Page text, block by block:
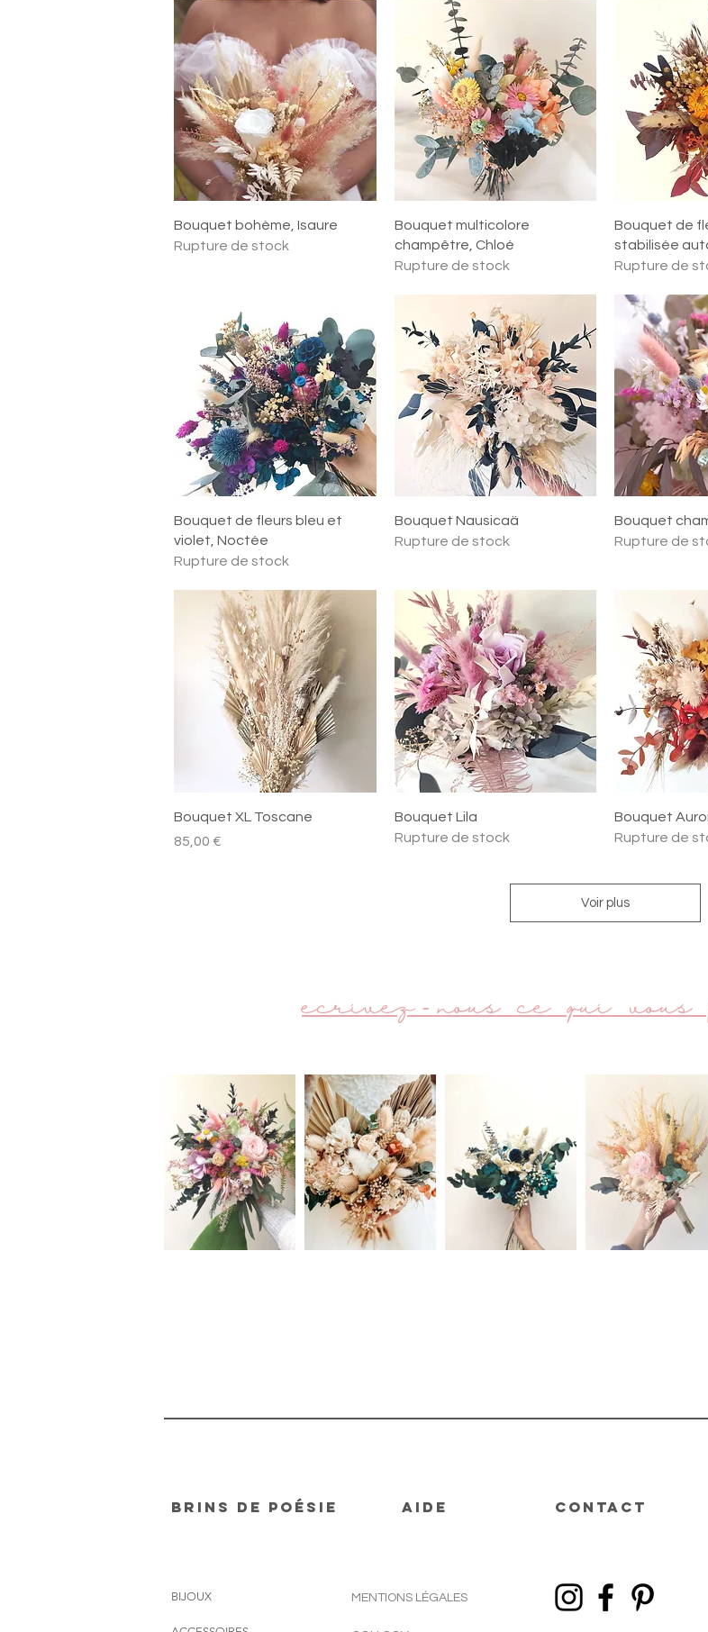
Aperçu rapide
Bouquet bohème, Isaure
Rupture de stock
Aperçu rapide
Bouquet multicolore
champêtre, Chloé
Rupture de stock
Bouquet de
stabilisée
Rupture de
Aperçu rapide
Bouquet de fleurs bleu et
violet, Noctée
Rupture de stock
Aperçu rapide
Bouquet Nausicaä
Rupture de stock
Bouquet
Rupture de
Aperçu rapide
Bouquet XL Toscane
Prix
85,00 €
Aperçu rapide
Bouquet Lila
Rupture de stock
Bouquet
Rupture de
Voir plus
écrivez - nous ce qui
Brins de Poésie AIDE CONTACT
BIJOUX MENTIONS LÉGALES